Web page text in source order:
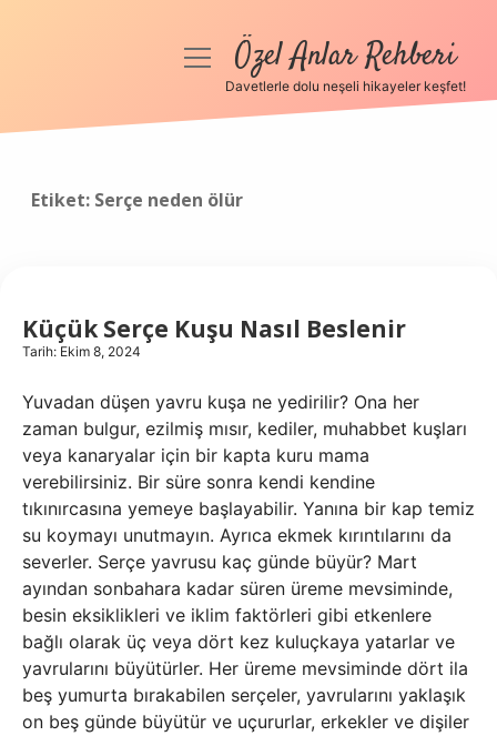
Anasayfa
menüyüÖzel Anlar Rehberi
Davetlerle dolu neşeli hikayeler keşfet!
Etiket: Serçe neden ölür
Küçük Serçe Kuşu Nasıl Beslenir
Tarih: Ekim 8, 2024
Yuvadan düşen yavru kuşa ne yedirilir? Ona her
zaman bulgur, ezilmiş mısır, kediler, muhabbet kuşları
veya kanaryalar için bir kapta kuru mama
verebilirsiniz. Bir süre sonra kendi kendine
tıkınırcasına yemeye başlayabilir. Yanına bir kap temiz
su koymayı unutmayın. Ayrıca ekmek kırıntılarını da
severler. Serçe yavrusu kaç günde büyür? Mart
ayından sonbahara kadar süren üreme mevsiminde,
besin eksiklikleri ve iklim faktörleri gibi etkenlere
bağlı olarak üç veya dört kez kuluçkaya yatarlar ve
yavrularını büyütürler. Her üreme mevsiminde dört ila
beş yumurta bırakabilen serçeler, yavrularını yaklaşık
on beş günde büyütür ve uçururlar, erkekler ve dişiler